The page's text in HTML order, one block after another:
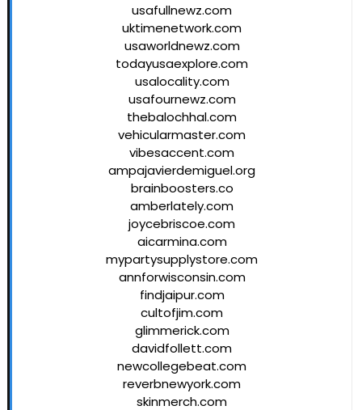
usafullnewz.com
uktimenetwork.com
usaworldnewz.com
todayusaexplore.com
usalocality.com
usafournewz.com
thebalochhal.com
vehicularmaster.com
vibesaccent.com
ampajavierdemiguel.org
brainboosters.co
amberlately.com
joycebriscoe.com
aicarmina.com
mypartysupplystore.com
annforwisconsin.com
findjaipur.com
cultofjim.com
glimmerick.com
davidfollett.com
newcollegebeat.com
reverbnewyork.com
skinmerch.com